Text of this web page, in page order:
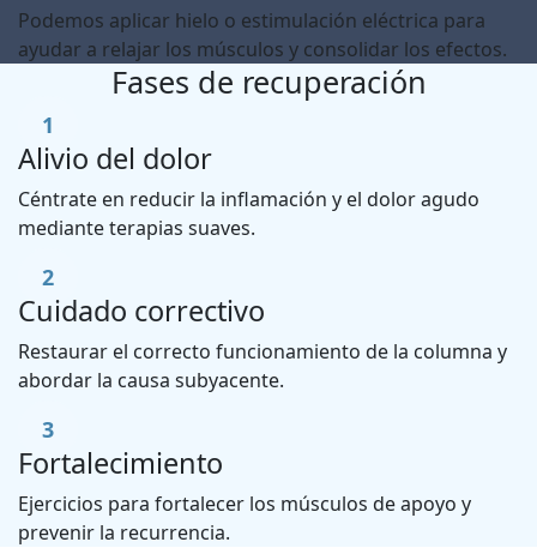
Podemos aplicar hielo o estimulación eléctrica para
ayudar a relajar los músculos y consolidar los efectos.
Fases de recuperación
1
Alivio del dolor
Céntrate en reducir la inflamación y el dolor agudo
mediante terapias suaves.
2
Cuidado correctivo
Restaurar el correcto funcionamiento de la columna y
abordar la causa subyacente.
3
Fortalecimiento
Ejercicios para fortalecer los músculos de apoyo y
prevenir la recurrencia.